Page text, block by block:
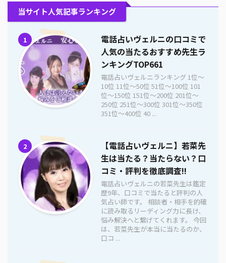
当サイト人気記事ランキング
1
電話占いヴェルニの口コミで
人気の当たるおすすめ先生ラ
ンキングTOP661
電話占いヴェルニランキング 1位〜
10位 11位〜50位 51位〜100位 101
位〜150位 151位〜200位 201位〜
250位 251位〜300位 301位〜350位
351位〜400位 40 ...
2
【電話占いヴェルニ】若菜先
生は当たる？当たらない？口
コミ・評判を徹底調査!!
電話占いヴェルニの若菜先生は鑑定
歴9年、口コミで当たると評判の人
気占い師です。 相談者・相手を的確
に読み取るリーディング力に長け、
悩み解決へと繋げてくれます。 今回
は、若菜先生が本当に当たるのか、
口コ ...